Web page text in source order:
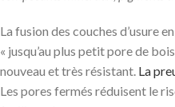
La fusion des couches d’usure
« jusqu’au plus petit pore de
nouveau et très résistant. La
Les pores fermés réduisent le